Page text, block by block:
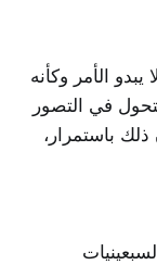
الأمر وكأنه
في التصور
باستمرار،